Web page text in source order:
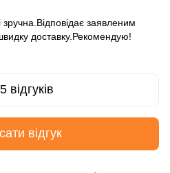
зручна.Відповідає заявленим
доставку.Рекомендую!
відгуків
відгук